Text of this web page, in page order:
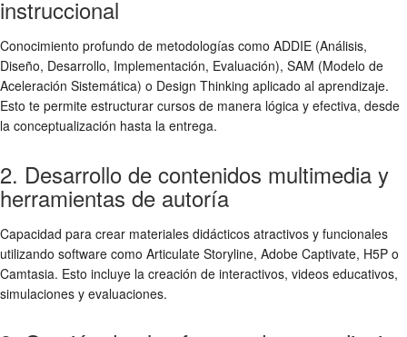
instruccional
Conocimiento profundo de metodologías como ADDIE (Análisis,
Diseño, Desarrollo, Implementación, Evaluación), SAM (Modelo de
Aceleración Sistemática) o Design Thinking aplicado al aprendizaje.
Esto te permite estructurar cursos de manera lógica y efectiva, desde
la conceptualización hasta la entrega.
2. Desarrollo de contenidos multimedia y
herramientas de autoría
Capacidad para crear materiales didácticos atractivos y funcionales
utilizando software como Articulate Storyline, Adobe Captivate, H5P o
Camtasia. Esto incluye la creación de interactivos, videos educativos,
simulaciones y evaluaciones.